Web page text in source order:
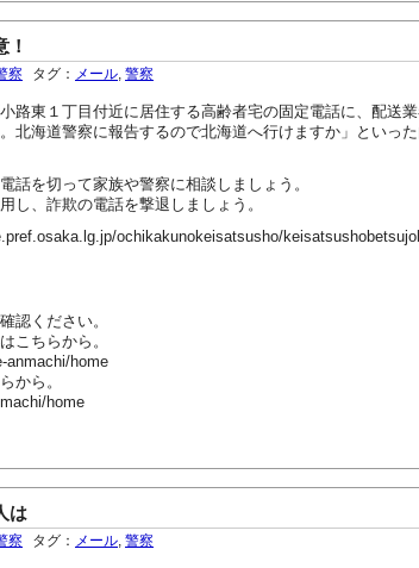
察 タグ： メール 警察
路東１丁目付近に居住する高齢者宅の固定電話に、配送
北海道警察に報告するので北海道へ行けますか」といっ
を切って家族や警察に相談しましょう。
、詐欺の電話を撃退しましょう。
ochikakunokeisatsusho/
認ください。
こちらから。
anmachi/home
から。
home
は
察 タグ： メール 警察